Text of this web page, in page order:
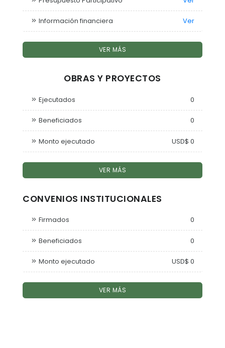
Información financiera Ver
VER MÁS
OBRAS Y PROYECTOS
Ejecutados 0
Beneficiados 0
Monto ejecutado USD$ 0
VER MÁS
CONVENIOS INSTITUCIONALES
Firmados 0
Beneficiados 0
Monto ejecutado USD$ 0
VER MÁS